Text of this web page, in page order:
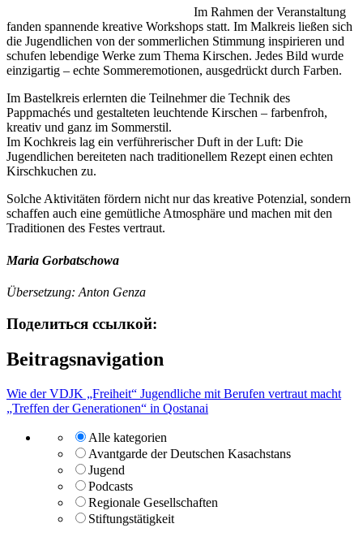
Im Rahmen der Veranstaltung
fanden spannende kreative Workshops statt. Im Malkreis ließen sich
die Jugendlichen von der sommerlichen Stimmung inspirieren und
schufen lebendige Werke zum Thema Kirschen. Jedes Bild wurde
einzigartig – echte Sommeremotionen, ausgedrückt durch Farben.
Im Bastelkreis erlernten die Teilnehmer die Technik des
Pappmachés und gestalteten leuchtende Kirschen – farbenfroh,
kreativ und ganz im Sommerstil.
Im Kochkreis lag ein verführerischer Duft in der Luft: Die
Jugendlichen bereiteten nach traditionellem Rezept einen echten
Kirschkuchen zu.
Solche Aktivitäten fördern nicht nur das kreative Potenzial, sondern
schaffen auch eine gemütliche Atmosphäre und machen mit den
Traditionen des Festes vertraut.
Maria Gorbatschowa
Übersetzung: Anton Genza
Поделиться ссылкой:
Beitragsnavigation
Wie der VDJK „Freiheit“ Jugendliche mit Berufen vertraut macht
„Treffen der Generationen“ in Qostanai
Alle kategorien
Avantgarde der Deutschen Kasachstans
Jugend
Podcasts
Regionale Gesellschaften
Stiftungstätigkeit